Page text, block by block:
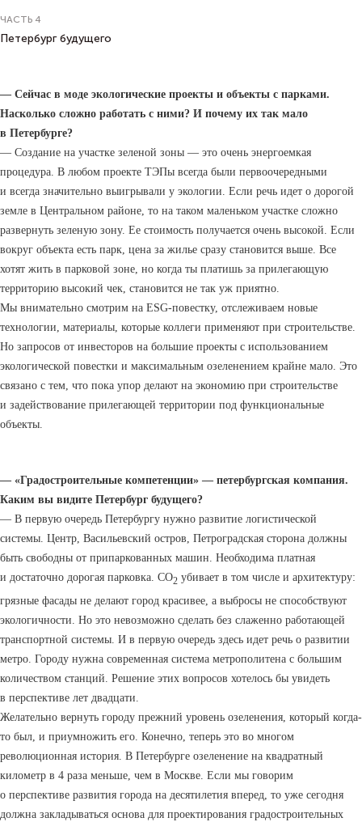
ЧАСТЬ 4
Петербург будущего
— Сейчас в моде экологические проекты и объекты с парками.
Насколько сложно работать с ними? И почему их так мало
в Петербурге?
— Создание на участке зеленой зоны — это очень энергоемкая
процедура. В любом проекте ТЭПы всегда были первоочередными
и всегда значительно выигрывали у экологии. Если речь идет о дорогой
земле в Центральном районе, то на таком маленьком участке сложно
развернуть зеленую зону. Ее стоимость получается очень высокой. Если
вокруг объекта есть парк, цена за жилье сразу становится выше. Все
хотят жить в парковой зоне, но когда ты платишь за прилегающую
территорию высокий чек, становится не так уж приятно.
Мы внимательно смотрим на ESG-повестку, отслеживаем новые
технологии, материалы, которые коллеги применяют при строительстве.
Но запросов от инвесторов на большие проекты с использованием
экологической повестки и максимальным озеленением крайне мало. Это
связано с тем, что пока упор делают на экономию при строительстве
и задействование прилегающей территории под функциональные
объекты.
— «Градостроительные компетенции» — петербургская компания.
Каким вы видите Петербург будущего?
— В первую очередь Петербургу нужно развитие логистической
системы. Центр, Васильевский остров, Петроградская сторона должны
быть свободны от припаркованных машин. Необходима платная
и достаточно дорогая парковка. CO2 убивает в том числе и архитектуру:
грязные фасады не делают город красивее, а выбросы не способствуют
экологичности. Но это невозможно сделать без слаженно работающей
транспортной системы. И в первую очередь здесь идет речь о развитии
метро. Городу нужна современная система метрополитена с большим
количеством станций. Решение этих вопросов хотелось бы увидеть
в перспективе лет двадцати.
Желательно вернуть городу прежний уровень озеленения, который когда-
то был, и приумножить его. Конечно, теперь это во многом
революционная история. В Петербурге озеленение на квадратный
километр в 4 раза меньше, чем в Москве. Если мы говорим
о перспективе развития города на десятилетия вперед, то уже сегодня
должна закладываться основа для проектирования градостроительных